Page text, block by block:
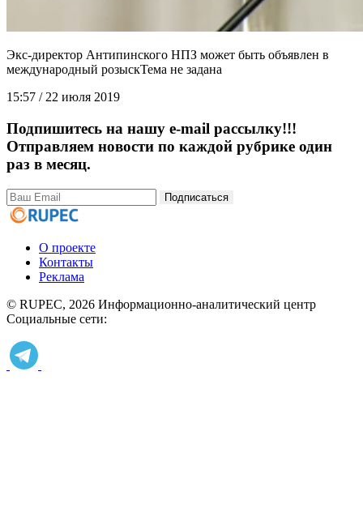
Экс-директор Антипинского НПЗ может быть объявлен в
международный розыск
15:57 / 22 июля 2019
Подпишитесь на нашу e-mail рассылку!!!
Отправляем новости по каждой рубрике один
раз в месяц.
Подписаться
О проекте
Контакты
Реклама
© RUPEC, 2026 Информационно-аналитический центр
Социальные сети: